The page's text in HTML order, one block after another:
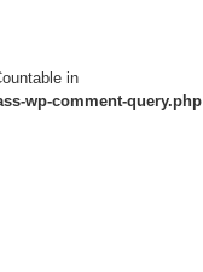
in
wp-comment-query.php